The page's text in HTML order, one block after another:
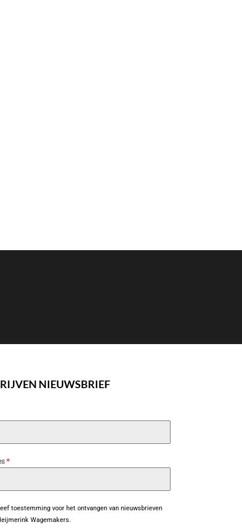
NIEUWSBRIEF
*
toestemming voor het ontvangen van nieuwsbrieven
Wagemakers.